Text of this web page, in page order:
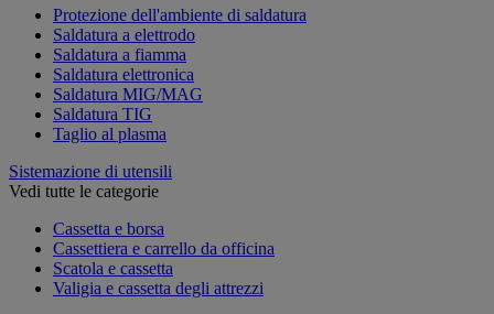
Protezione dell'ambiente di saldatura
Saldatura a elettrodo
Saldatura a fiamma
Saldatura elettronica
Saldatura MIG/MAG
Saldatura TIG
Taglio al plasma
Sistemazione di utensili
Vedi tutte le categorie
Cassetta e borsa
Cassettiera e carrello da officina
Scatola e cassetta
Valigia e cassetta degli attrezzi